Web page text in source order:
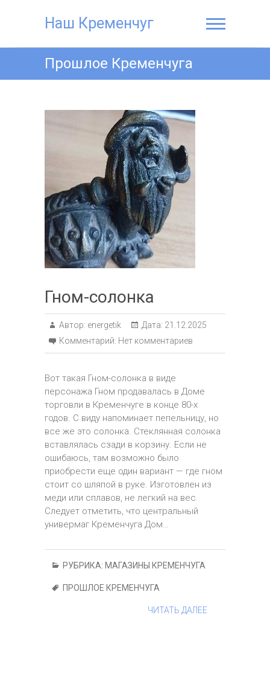
Наш Кременчуг
Прошлое Кременчуга
Гном-солонка
Автор: energetik Дата: 21.12.2025
Комментарий: Нет комментариев
Вот такая Гном-солонка в виде
персонажа Гном продавалась в Доме
торговли в Кременчуге в конце 80-х
годов. С виду напоминает пепельницу, но
все же это солонка. Стеклянная солонка
вставлялась сзади в корзину. Если не
ошибаюсь, там возможно было
приобрести еще один вариант — где гном
стоит со шляпой в руке. Изготовлен из
меди или сплавов, не легкий на вес.
Следует отметить, что центральный
универмаг Кременчуга Дом…
РУБРИКА: МАГАЗИНЫ КРЕМЕНЧУГА
ПРОШЛОЕ КРЕМЕНЧУГА
ЧИТАТЬ ДАЛЕЕ